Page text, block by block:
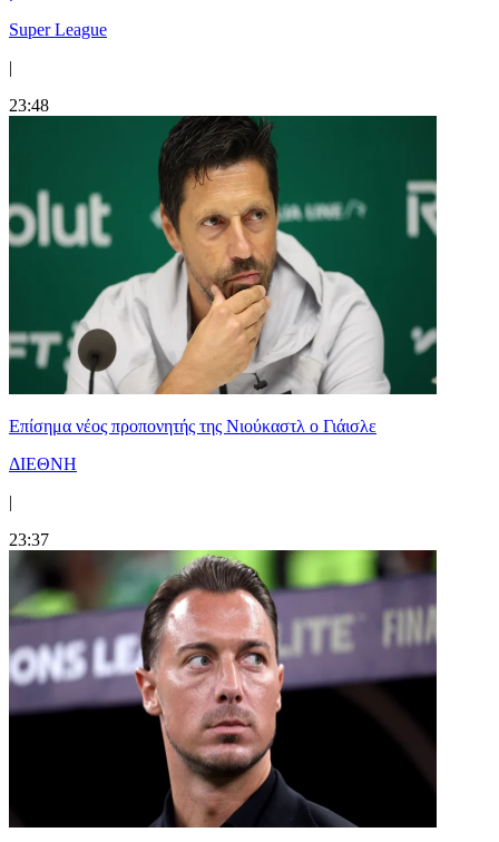
Super League
|
23:48
Επίσημα νέος προπονητής της Νιούκαστλ ο Γιάισλε
ΔΙΕΘΝΗ
|
23:37